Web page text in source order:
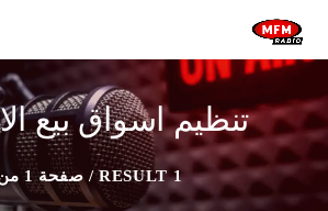
تنظيم اسواق بيع
1 RESULT / صفحة 1 من 1